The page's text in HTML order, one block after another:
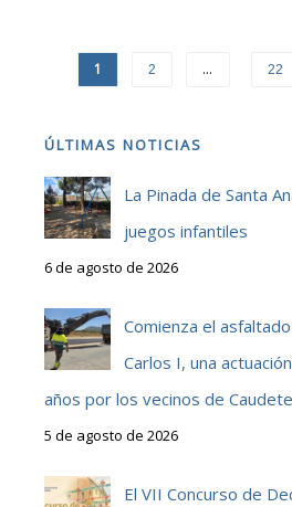
1 2 … 22
ÚLTIMAS NOTICIAS
La Pinada de Santa
juegos infantiles
6 de agosto de 2026
Comienza el
Carlos I, una
años por los vecinos de Caudete
5 de agosto de 2026
El VII Concurso de